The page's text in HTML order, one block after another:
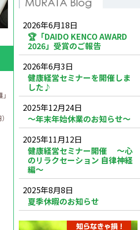
2026年6月18日
🏆「DAIDO KENCO AWARD
2026」受賞のご報告
2026年6月3日
健康経営セミナーを開催しま
した♪
2025年12月24日
～年末年始休業のお知らせ～
2025年11月12日
健康経営セミナー開催 ～心
のリラクセーション 自律神経
編～
2025年8月8日
夏季休暇のお知らせ